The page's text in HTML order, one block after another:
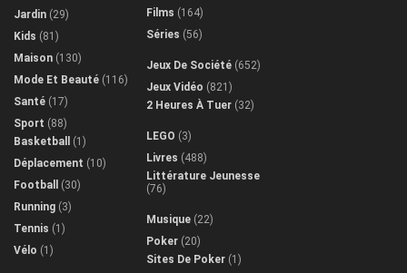
Jardin (29)
Kids (81)
Maison (130)
Mode Et Beauté (116)
Santé (17)
Sport (88)
Basketball
(1)
Déplacement (10)
Football
(30)
Running (3)
Tennis (1)
Vélo (1)
Films (164)
Séries (56)
Jeux De Société (652)
Jeux Vidéo (821)
2 Heures À Tuer (32)
LEGO (3)
Livres (488)
Littérature Jeunesse
(76)
Musique (22)
Poker (20)
Sites De Poker (1)